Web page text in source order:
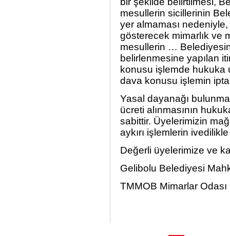
mesullerin sicillerinin
yer almaması
gösterecek mimarlık ve
mesullerin …
belirlenmesine yapılan
konusu işlemde hukuka
dava konusu işlemin
Yasal dayanağı
ücreti alınmasının
sabittir. Üyelerimizin
aykırı işlemlerin
Değerli üyelerimize ve
Gelibolu Belediyesi
TMMOB Mimarlar Odası